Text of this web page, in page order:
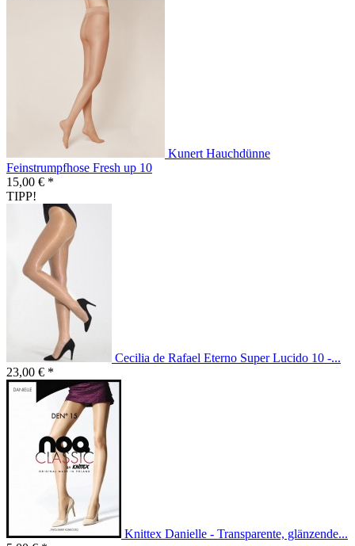
Kunert Hauchdünne
Feinstrumpfhose Fresh up 10
15,00 € *
TIPP!
Cecilia de Rafael Eterno Super Lucido 10 -...
23,00 € *
Knittex Danielle - Transparente, glänzende...